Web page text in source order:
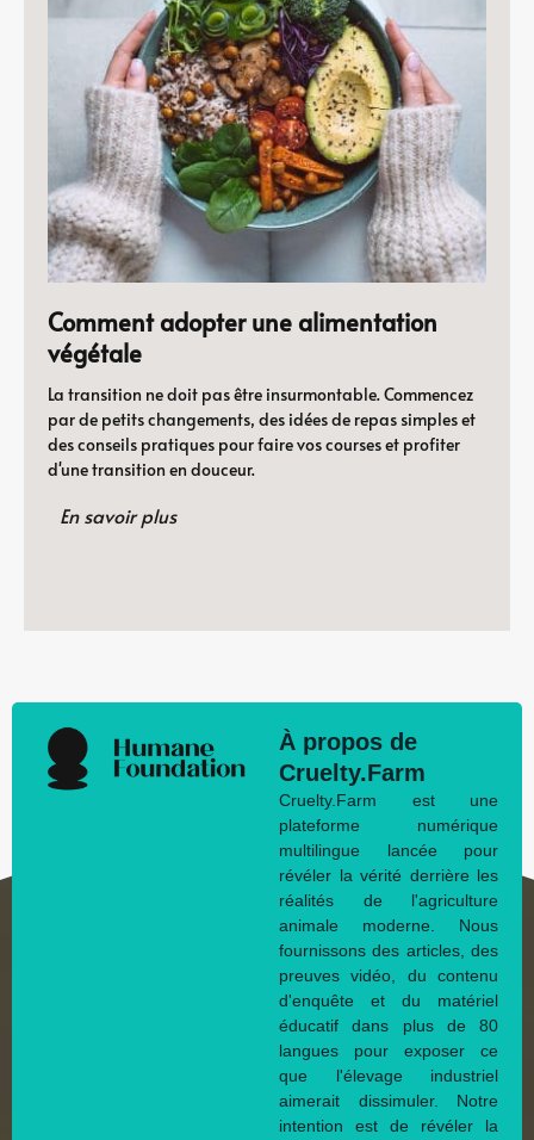
Comment adopter une alimentation
végétale
La transition ne doit pas être insurmontable. Commencez
par de petits changements, des idées de repas simples et
des conseils pratiques pour faire vos courses et profiter
d'une transition en douceur.
En savoir plus
À propos de
Cruelty.Farm
Cruelty.Farm est une
plateforme numérique
multilingue lancée pour
révéler la vérité derrière les
réalités de l'agriculture
animale moderne. Nous
fournissons des articles, des
preuves vidéo, du contenu
d'enquête et du matériel
éducatif dans plus de 80
langues pour exposer ce
que l'élevage industriel
aimerait dissimuler. Notre
intention est de révéler la